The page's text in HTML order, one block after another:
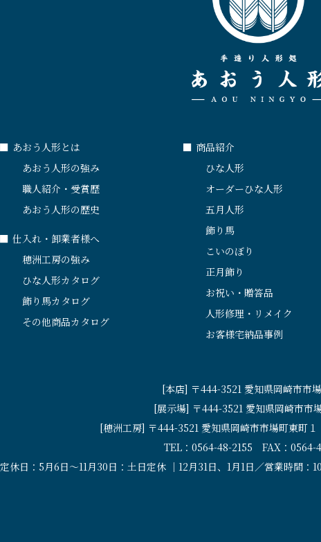
■ あおう人形とは
あおう人形の強み
職人紹介・受賞歴
あおう人形の歴史
■ 仕入れ・卸業者様へ
穂洲工房の強み
ひな人形カタログ
飾り馬カタログ
その他商品カタログ
■ 商品紹介
ひな人形
オーダーひな人形
五月人形
飾り馬
こいのぼり
正月飾り
お祝い・贈答品
人形修理・リメイク
お客様宅納品事例
[本店] 〒444-3521 愛知県岡崎市市
[展示場] 〒444-3521 愛知県岡崎市市
[穂洲工房] 〒444-3521 愛知県岡崎市市場町東町１
TEL：0564-48-2155 FAX：0564-
定休日：5月6日〜11月30日：土日定休 ｜12月31日、1月1日／営業時間：